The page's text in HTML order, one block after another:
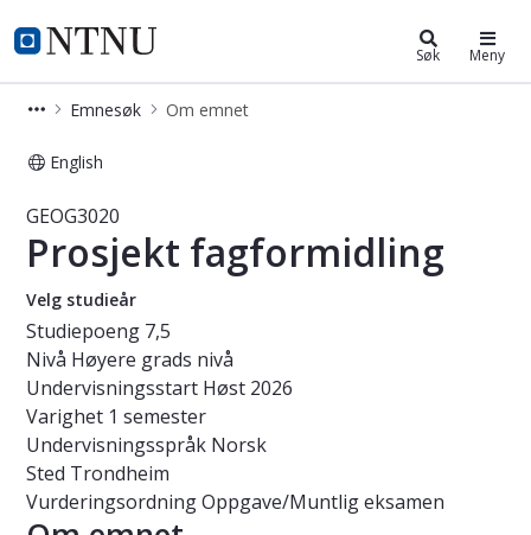
NTNU Hjemmeside
Studier Søk Meny
Emnesøk Om emnet
English
Emne - Prosjekt fagformidling -
GEOG3020
Prosjekt fagformidling
Velg studieår
Studiepoeng 7,5
Nivå Høyere grads nivå
Undervisningsstart Høst 2026
Varighet 1 semester
Undervisningsspråk Norsk
Sted Trondheim
VurderingsordningOppgave/Muntlig eksamen